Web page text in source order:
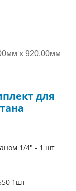
x 920.00мм
для
1/4" - 1 шт
1шт